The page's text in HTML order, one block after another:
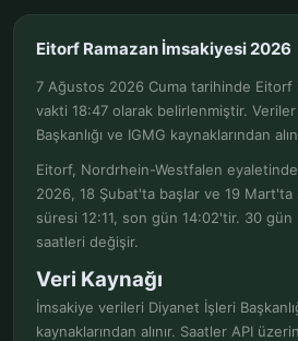
Eitorf Ramazan İmsakiyesi 2026
7 Ağustos 2026 Cuma tarihinde
vakti 18:47 olarak belirlenmiştir.
Başkanlığı ve IGMG kaynaklarından
Eitorf, Nordrhein-Westfalen eyaletinde
2026, 18 Şubat'ta başlar ve 19
süresi 12:11, son gün 14:02'tir. 30
saatleri değişir.
Veri Kaynağı
İmsakiye verileri Diyanet İşleri
kaynaklarından alınır. Saatler API